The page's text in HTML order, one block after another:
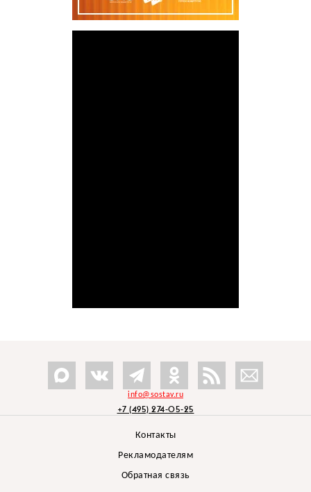
info@sostav.ru
+7 (495) 274-05-25
Контакты
Рекламодателям
Обратная связь